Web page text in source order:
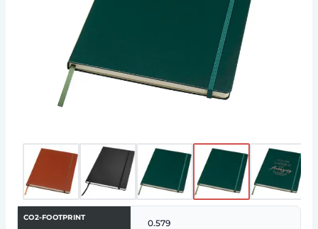
CO2-FOOTPRINT
0.579